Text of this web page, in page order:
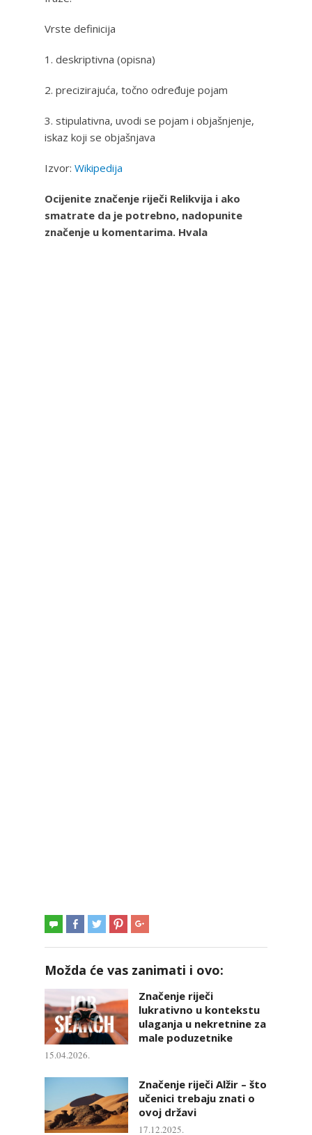
Vrste definicija
1. deskriptivna (opisna)
2. precizirajuća, točno određuje pojam
3. stipulativna, uvodi se pojam i objašnjenje,
iskaz koji se objašnjava
Izvor: Wikipedija
Ocijenite značenje riječi Relikvija i ako
smatrate da je potrebno, nadopunite
značenje u komentarima. Hvala
Možda će vas zanimati i ovo:
Značenje riječi
lukrativno u kontekstu
ulaganja u nekretnine za
male poduzetnike
15.04.2026.
Značenje riječi Alžir – što
učenici trebaju znati o
ovoj državi
17.12.2025.